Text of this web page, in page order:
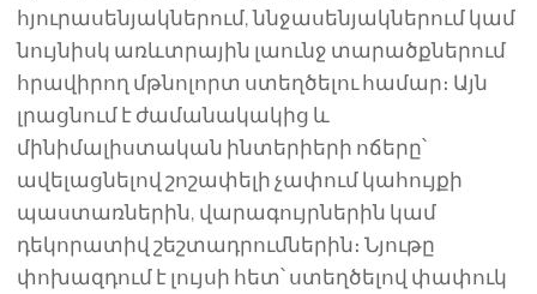
հյուրասենյակներում, ննջասենյակներում կամ
նույնիսկ առևտրային լաունջ տարածքներում
հրավիրող մթնոլորտ ստեղծելու համար։ Այն
լրացնում է ժամանակակից և
մինիմալիստական ինտերիերի ոճերը՝
ավելացնելով շոշափելի չափում կահույքի
պաստառներին, վարագույրներին կամ
դեկորատիվ շեշտադրումներին։ Նյութը
փոխազդում է լույսի հետ՝ ստեղծելով փափուկ